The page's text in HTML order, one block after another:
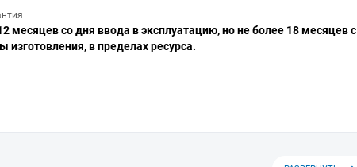
месяцев со дня ввода в эксплуатацию, но не более 18 месяцев с
изготовления, в пределах ресурса.